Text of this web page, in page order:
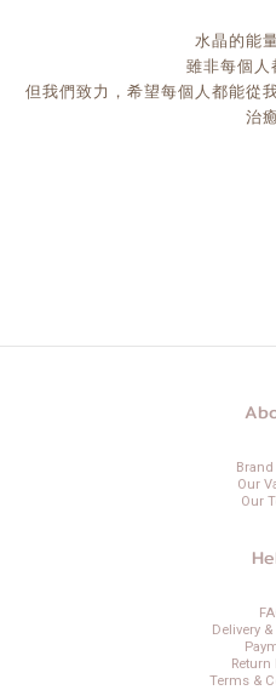
水晶的能
雖非每個人
但我們致力，希望每個人都能從
治
Brand
Our
Our
Delivery
Return
Terms &